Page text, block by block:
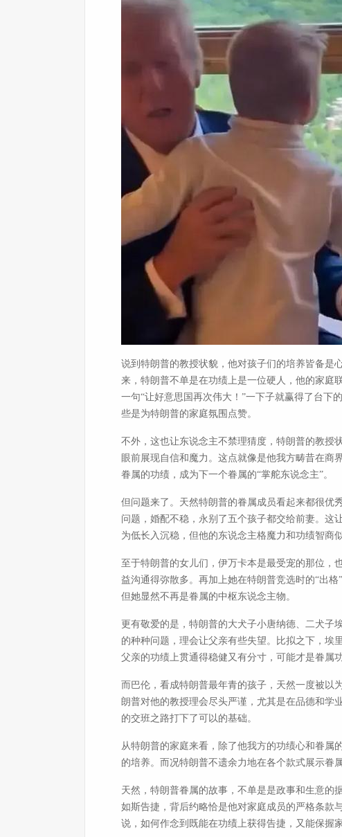
说到特朗普的教授状貌，他对孩子们的培养皆备是
来，特朗普不单是在功绩上是一位硬人，他的家庭
一句“让好意思国再次伟大！”一下子就赢得了台下
些是为特朗普的家庭氛围点赞。
不外，这也让东说念主不禁理猜度，特朗普的教授
眼前展现自信和魔力。这点就像是他我方畴昔在
眷属的功绩，成为下一个眷属的“掌舵东说念主”。
但问题来了。天然特朗普的眷属成员看起来都很优
问题，婚配不稳，永别了五个孩子都交给前妻。这
为低长入沉稳，但他的东说念主格魔力和功绩智商
至于特朗普的女儿们，伊万卡本是最受宠的那位，
益沟通得弥散多。再加上她在特朗普竞选时的“出
但她显然不再是眷属的中枢东说念主物。
更有敬爱的是，特朗普的大犬子小唐纳德、二犬子
的种种问题，理会让父亲有些失望。比拟之下，埃
父亲的功绩上贯通得稳健又有分寸，可能才是眷属
而巴伦，看成特朗普最年青的孩子，天然一度被以
朗普对他的教授理会尽头严谨，尤其是在品德和学
的交班之路打下了可以的基础。
从特朗普的家庭来看，除了他我方的功绩心和眷属
的培养。而况特朗普不遗余力地在各个款式展示眷
天然，特朗普眷属的故事，不单是是政事和生意的
如斯告捷，背后约略恰是他对家庭成员的严格条款
说，如何作念到既能在功绩上获得告捷，又能保握